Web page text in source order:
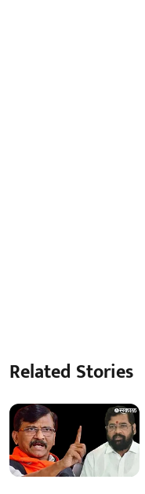
Related Stories